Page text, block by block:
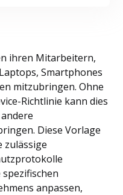
ihren Mitarbeitern,
Smartphones
mitzubringen. Ohne
Richtlinie kann dies
Diese Vorlage
zulässige
spezifischen
anpassen,